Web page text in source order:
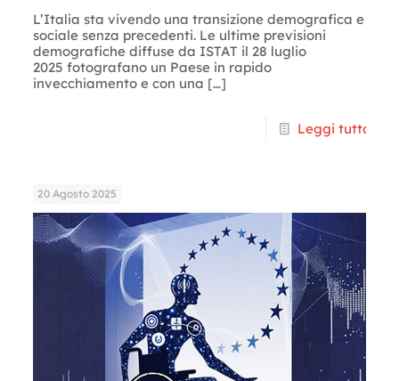
L’Italia sta vivendo una transizione demografica e
sociale senza precedenti. Le ultime previsioni
demografiche diffuse da ISTAT il 28 luglio
2025 fotografano un Paese in rapido
invecchiamento e con una […]
Leggi tutto
20 Agosto 2025